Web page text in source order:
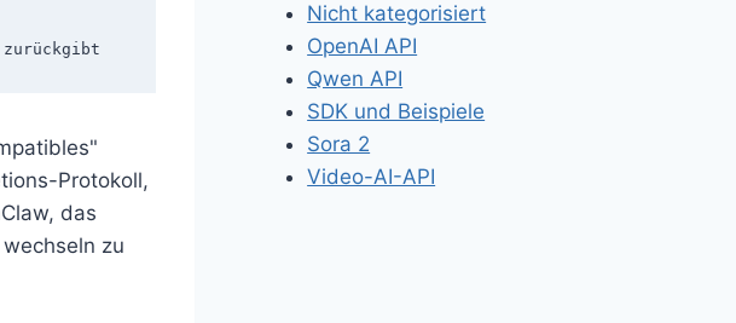
Protokoll,
das
zu
Nicht kategorisiert
OpenAI API
Qwen API
SDK und Beispiele
Sora 2
Video-AI-API